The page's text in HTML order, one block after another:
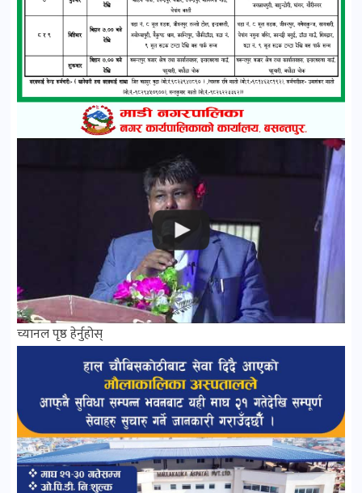
च्यानल पृष्ठ हेर्नुहोस्